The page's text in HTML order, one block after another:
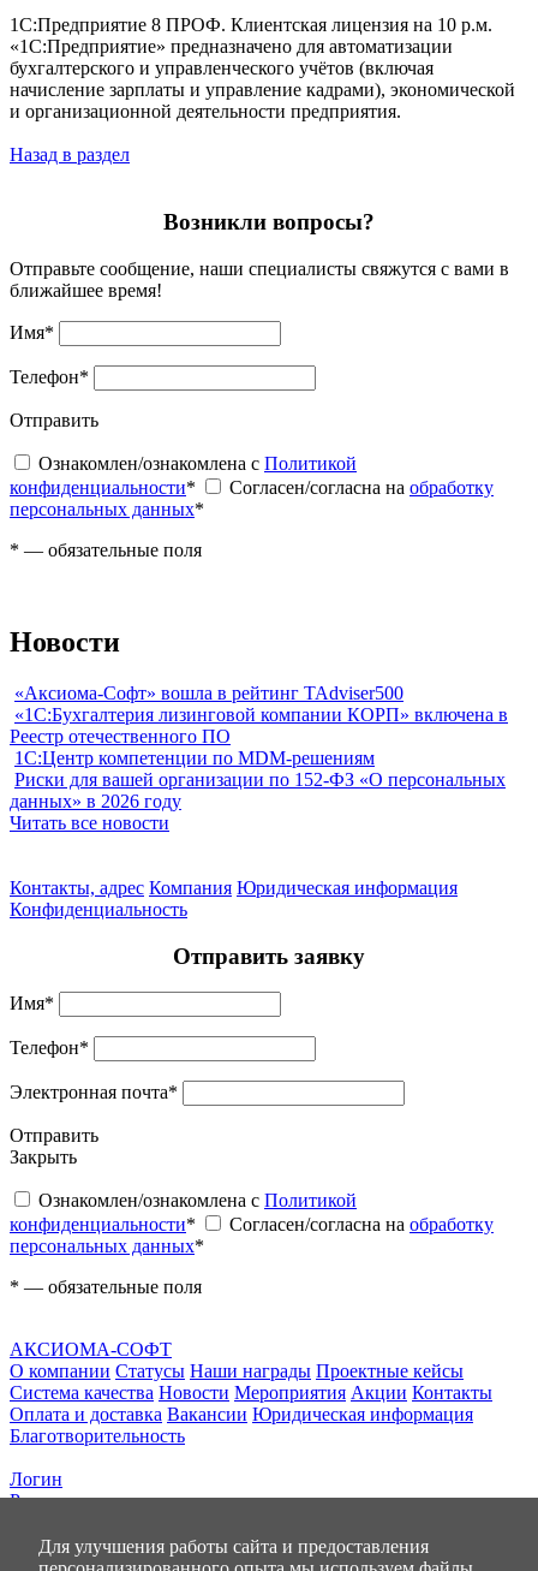
1С:Предприятие 8 ПРОФ. Клиентская лицензия на 10 р.м.
«1С:Предприятие» предназначено для автоматизации
бухгалтерского и управленческого учётов (включая
начисление зарплаты и управление кадрами), экономической
и организационной деятельности предприятия.
Назад в раздел
Возникли вопросы?
Отправьте сообщение, наши специалисты свяжутся с вами в
ближайшее время!
Имя*
Телефон*
Отправить
Ознакомлен/ознакомлена с Политикой
конфиденциальности* Согласен/согласна на обработку
персональных данных*
* — обязательные поля
Новости
«Аксиома-Софт» вошла в рейтинг TAdviser500
«1С:Бухгалтерия лизинговой компании КОРП» включена в
Реестр отечественного ПО
1С:Центр компетенции по MDM-решениям
Риски для вашей организации по 152-ФЗ «О персональных
данных» в 2026 году
Читать все новости
Контакты, адрес Компания Юридическая информация
Конфиденциальность
Для улучшения работы сайта и предоставления
Отправить заявку
Имя*
Телефон*
Электронная почта*
Отправить
Закрыть
Ознакомлен/ознакомлена с Политикой
конфиденциальности* Согласен/согласна на обработку
персональных данных*
* — обязательные поля
АКСИОМА-СОФТ
О компании Статусы Наши награды Проектные кейсы
Система качества Новости Мероприятия Акции Контакты
Оплата и доставка Вакансии Юридическая информация
Благотворительность
Логин
Регистрация
позиций
на сумму0.00 руб